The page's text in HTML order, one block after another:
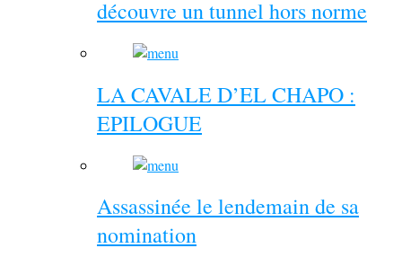
découvre un tunnel hors norme
LA CAVALE D’EL CHAPO :
EPILOGUE
Assassinée le lendemain de sa
nomination